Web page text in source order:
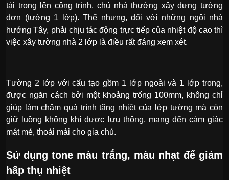
tải trọng lên công trình, chủ nhà thường xây dựng tường
đơn (tường 1 lớp). Thế nhưng, đối với những ngôi nhà
hướng Tây, phải chịu tác động trực tiếp của nhiệt độ cao thì
việc xây tường nhà 2 lớp là điều rất đáng xem xét.
Tường 2 lớp với cấu tạo gồm 1 lớp ngoài và 1 lớp trong,
được ngăn cách bởi một khoảng trống 100mm, không chỉ
giúp làm chậm quá trình tăng nhiệt của lớp tường mà còn
giữ luồng không khí được lưu thông, mang đến cảm giác
mát mẻ, thoải mái cho gia chủ.
Sử dụng tone màu trắng, màu nhạt để giảm
hấp thụ nhiệt